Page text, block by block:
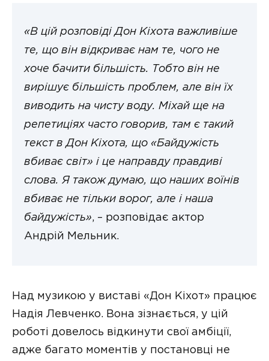
«В цій розповіді Дон Кіхота важливіше
те, що він відкриває нам те, чого не
хоче бачити більшість. Тобто він не
вирішує більшість проблем, але він їх
виводить на чисту воду. Міхай ще на
репетиціях часто говорив, там є такий
текст в Дон Кіхота, що «Байдужість
вбиває світ» і це направду правдиві
слова. Я також думаю, що наших воїнів
вбиває не тільки ворог, але і наша
байдужість», – розповідає актор
Андрій Мельник.
Над музикою у виставі «Дон Кіхот» працює
Надія Левченко. Вона зізнається, у цій
роботі довелось відкинути свої амбіції,
адже багато моментів у постановці не